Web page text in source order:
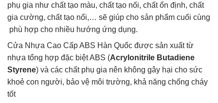
phụ gia như chất tạo màu, chất tạo nối, chất ổn định, chất
gia cường, chất tạo nổi,… sẽ giúp cho sản phẩm cuối cùng
phù hợp cho nhiều hướng ứng dụng.
Cửa Nhựa Cao Cấp ABS Hàn Quốc được sản xuất từ
nhựa tổng hợp đặc biệt ABS (Acrylonitrile Butadiene
Styrene) và các chất phụ gia nên không gây hại cho sức
khoẻ con người, bảo vệ môi trường, khả năng chống cháy
tốt